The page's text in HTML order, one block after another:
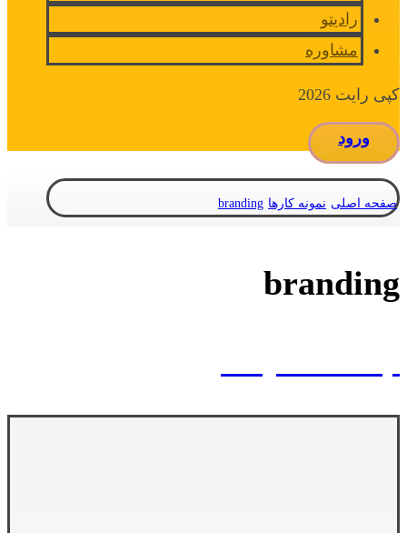
رادیتو
مشاوره
کپی رایت 2026
ورود
صفحه اصلی نمونه کارها branding
branding